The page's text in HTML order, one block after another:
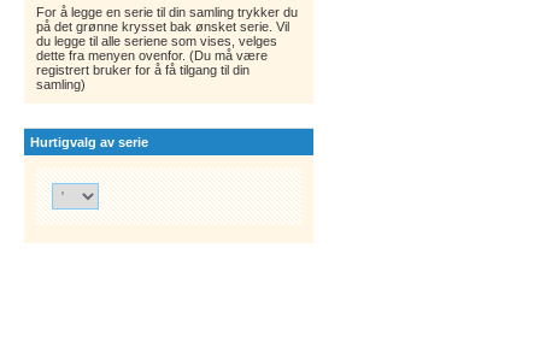
For å legge en serie til din samling trykker du
på det grønne krysset bak ønsket serie. Vil
du legge til alle seriene som vises, velges
dette fra menyen ovenfor. (Du må være
registrert bruker for å få tilgang til din
samling)
Hurtigvalg av serie